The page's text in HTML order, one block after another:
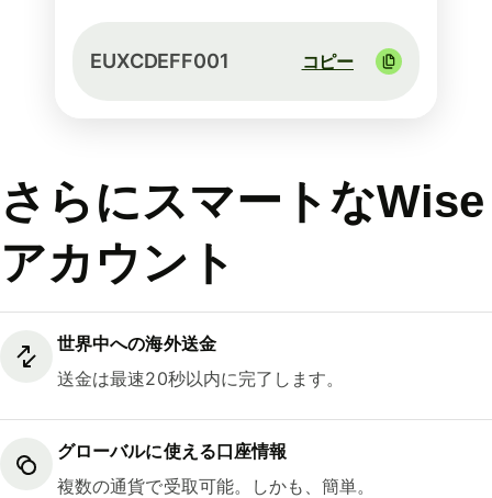
EUXCDEFF001 コピー
さらにスマートなWise
アカウント
世界中への海外送金
送金は最速20秒以内に完了します。
グローバルに使える口座情報
複数の通貨で受取可能。しかも、簡単。